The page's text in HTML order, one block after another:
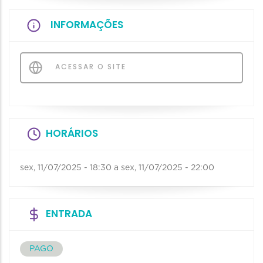
INFORMAÇÕES
ACESSAR O SITE
HORÁRIOS
sex, 11/07/2025 - 18:30 a sex, 11/07/2025 - 22:00
ENTRADA
PAGO